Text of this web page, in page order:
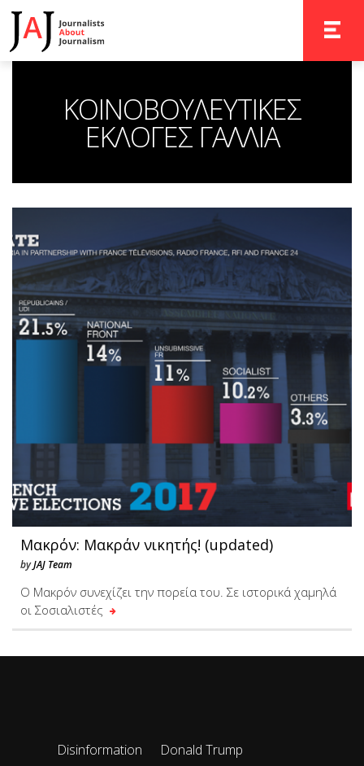
ΚΟΙΝΟΒΟΥΛΕΥΤΙΚΕΣ
ΕΚΛΟΓΕΣ ΓΑΛΛΙΑ
Μακρόν: Μακράν νικητής! (updated)
byJAJ Team
Ο Μακρόν συνεχίζει την πορεία του. Σε ιστορικά χαμηλά
οι Σοσιαλιστές
Disinformation
Donald Trump